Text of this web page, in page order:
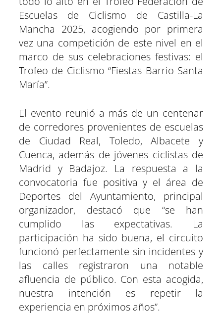
r
e
n
)
r
e
n
r
e
n
r
n
r
e
n
t r
e
n
Escuelas de Ciclismo de Castilla-La
Mancha 2025, acogiendo por primera
vez una competición de este nivel en el
marco de sus celebraciones festivas: el
Trofeo de Ciclismo “Fiestas Barrio Santa
María”.
El evento reunió a más de un centenar
de corredores provenientes de escuelas
de Ciudad Real, Toledo, Albacete y
Cuenca, además de jóvenes ciclistas de
Madrid y Badajoz. La respuesta a la
convocatoria fue positiva y el área de
Deportes del Ayuntamiento, principal
organizador, destacó que “se han
cumplido las expectativas. La
participación ha sido buena, el circuito
funcionó perfectamente sin incidentes y
las calles registraron una notable
afluencia de público. Con esta acogida,
nuestra intención es repetir la
experiencia en próximos años”.